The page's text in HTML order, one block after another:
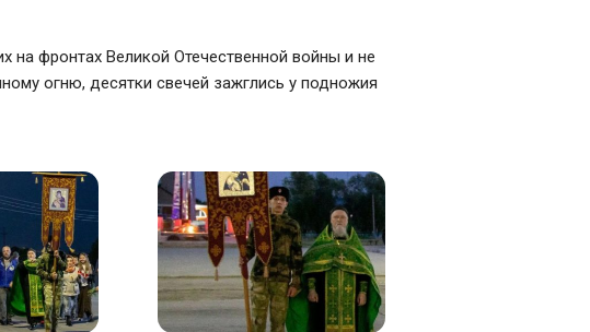
на фронтах Великой Отечественной войны и не
огню, десятки свечей зажглись у подножия